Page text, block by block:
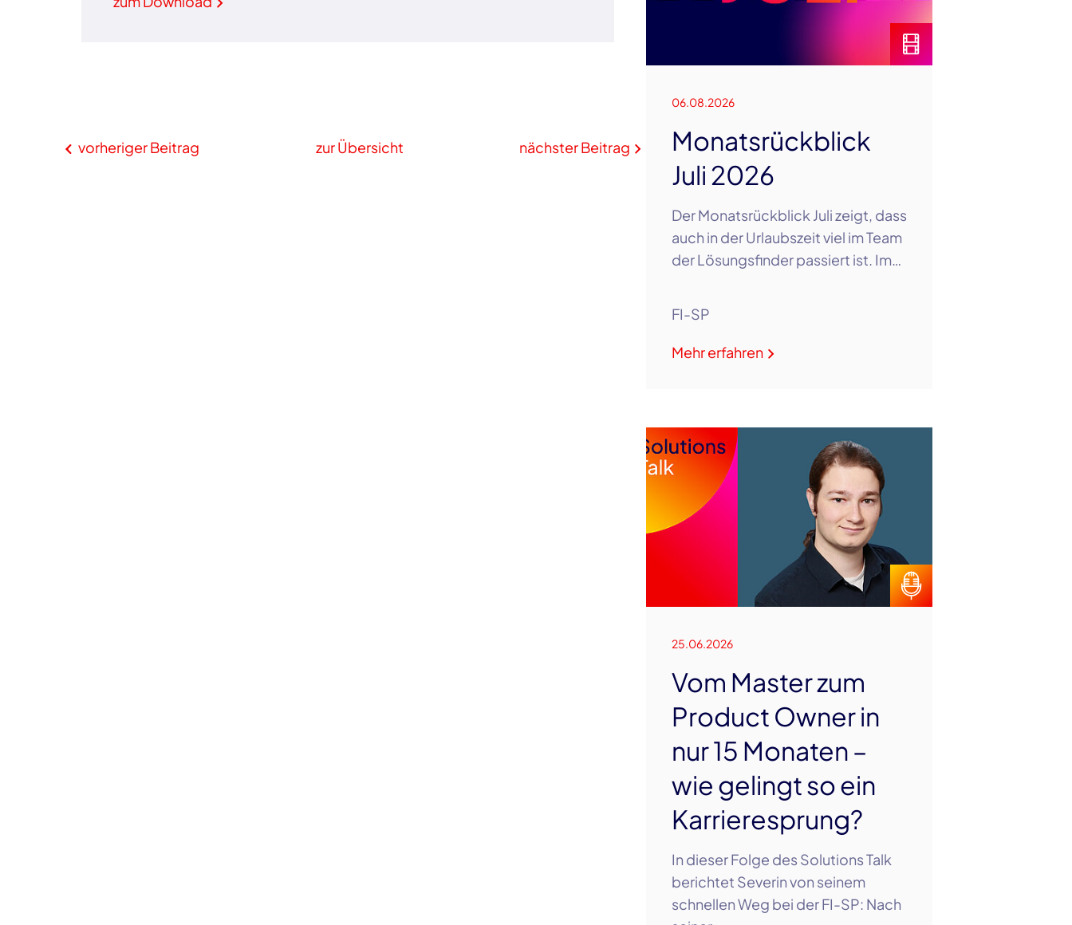
vorheriger Beitrag zur Übersicht nächster Beitrag
06.08.2026
Monatsrückblick
Juli 2026
Der Monatsrückblick Juli zeigt, dass
auch in der Urlaubszeit viel im Team
der Lösungsfinder passiert ist. Im…
FI-SP
Mehr erfahren
25.06.2026
Vom Master zum
Product Owner in
nur 15 Monaten –
wie gelingt so ein
Karrieresprung?
In dieser Folge des Solutions Talk
berichtet Severin von seinem
schnellen Weg bei der FI-SP: Nach